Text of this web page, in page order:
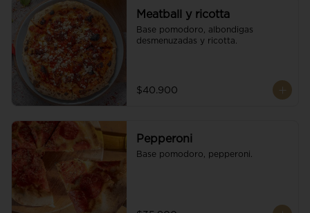
Meatball y ricotta
Base pomodoro, albondigas
desmenuzadas y ricotta.
$40.900
Pepperoni
Base pomodoro, pepperoni.